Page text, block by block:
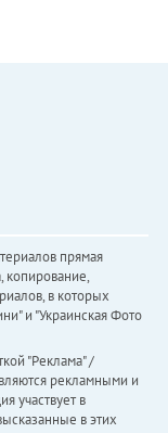
прямая
копирование,
в которых
и "Украинская Фото
"Реклама" /
рекламными и
участвует в
в этих